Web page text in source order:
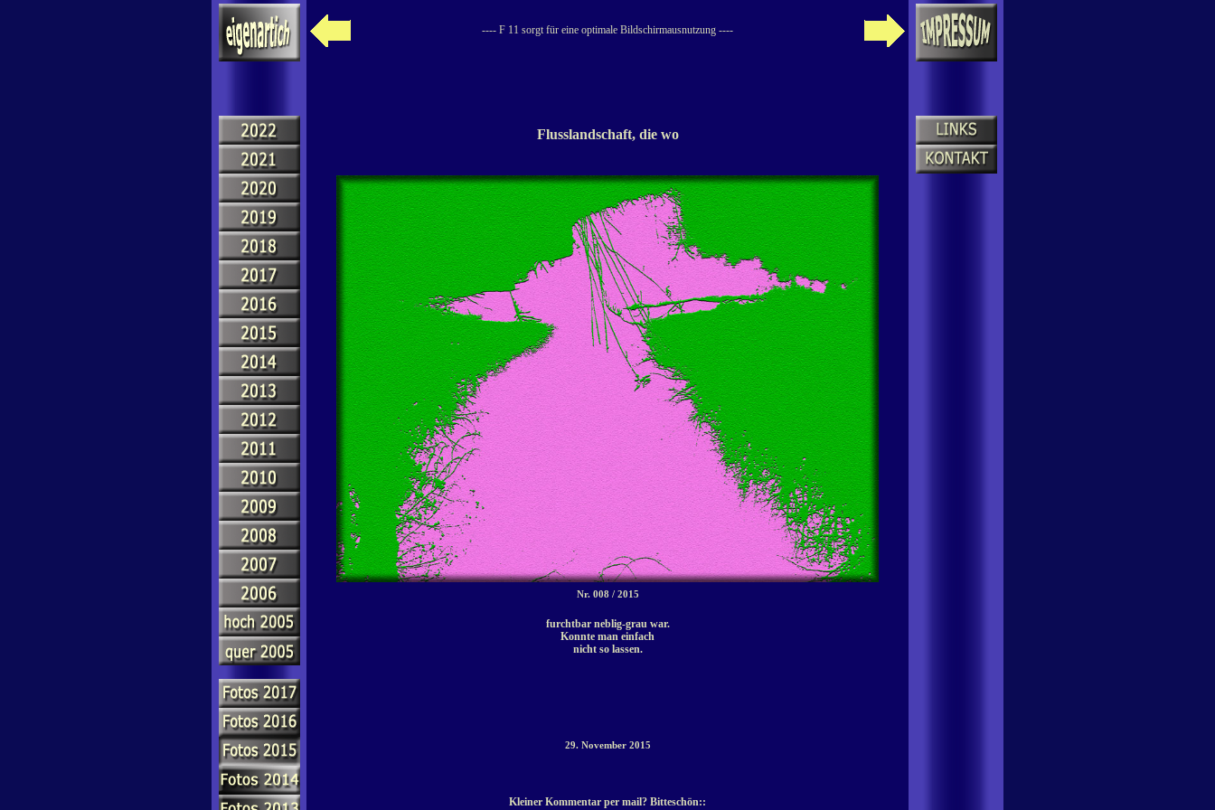
---- F 11 sorgt für eine optimale Bildschirmausnutzung ----
Flusslandschaft, die wo
Nr. 008 / 2015
furchtbar neblig-grau war.
Konnte man einfach
nicht so lassen.
29. November 2015
Kleiner Kommentar per mail? Bitteschön::